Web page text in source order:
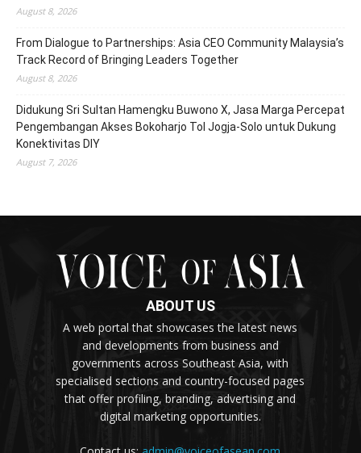
August 8, 2026
From Dialogue to Partnerships: Asia CEO Community Malaysia’s
Track Record of Bringing Leaders Together
August 8, 2026
Didukung Sri Sultan Hamengku Buwono X, Jasa Marga Percepat
Pengembangan Akses Bokoharjo Tol Jogja-Solo untuk Dukung
Konektivitas DIY
August 7, 2026
ABOUT US
A web portal that showcases the latest news
and developments from business and
governments across Southeast Asia, with
specialised sections and country-focused pages
that offer profiling, branding, advertising and
digital marketing opportunities.